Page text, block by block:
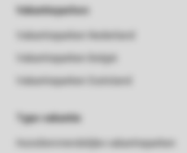
Vakantieparken
Type vakantie